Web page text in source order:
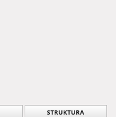
STRUKTURA